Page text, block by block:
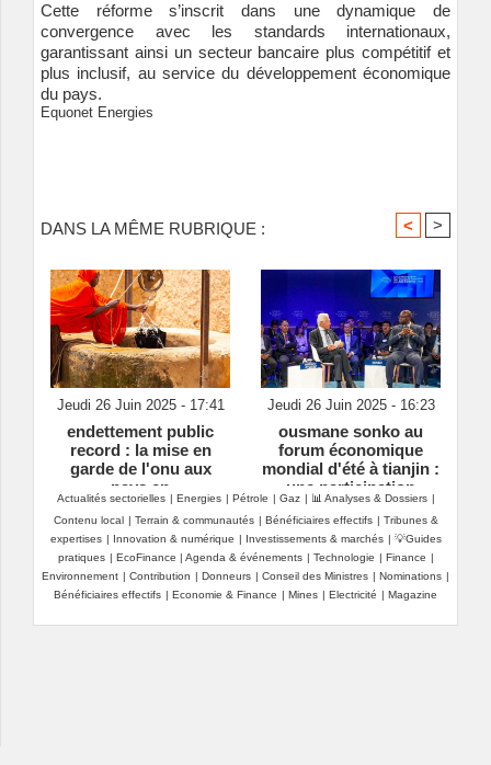
Cette réforme s’inscrit dans une dynamique de
convergence avec les standards internationaux,
garantissant ainsi un secteur bancaire plus compétitif et
plus inclusif, au service du développement économique
du pays.
Equonet Energies
DANS LA MÊME RUBRIQUE : < >
Jeudi 26 Juin 2025 - 17:41
endettement public
record : la mise en
garde de l'onu aux
pays en
développement
Jeudi 26 Juin 2025 - 16:23
ousmane sonko au
forum économique
mondial d'été à tianjin :
une participation
scrutée avec beaucoup
d'attention
Actualités sectorielles | Energies | Pétrole | Gaz | 📊 Analyses & Dossiers |
Contenu local | Terrain & communautés | Bénéficiaires effectifs | Tribunes &
expertises | Innovation & numérique | Investissements & marchés | 💡Guides
pratiques | EcoFinance | Agenda & événements | Technologie | Finance |
Environnement | Contribution | Donneurs | Conseil des Ministres | Nominations |
Bénéficiaires effectifs | Economie & Finance | Mines | Electricité | Magazine